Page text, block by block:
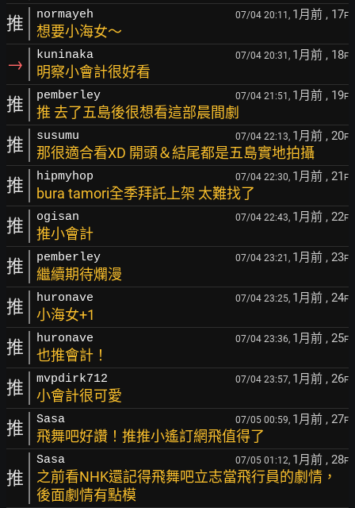
推 normayeh 07/04 20:11, 1月前 , 17F
想要小海女～
→ kuninaka 07/04 20:31, 1月前 , 18F
明察小會計很好看
推 pemberley 07/04 21:51, 1月前 , 19F
推 去了五島後很想看這部晨間劇
推 susumu 07/04 22:13, 1月前 , 20F
那很適合看XD 開頭＆結尾都是五島實地拍攝
推 hipmyhop 07/04 22:30, 1月前 , 21 F
bura tamori全季拜託上架 太難找了
推 ogisan 07/04 22:43, 1月前 , 22F
推小會計
推 pemberley 07/04 23:21, 1月前 , 23F
繼續期待爛漫
推 huronave 07/04 23:25, 1月前 , 24F
小海女+1
推 huronave 07/04 23:36, 1月前 , 25F
也推會計！
推 mvpdirk712 07/04 23:57, 1月前 , 26F
小會計很可愛
推 Sasa 07/05 00:59, 1月前 , 27F
飛舞吧好讚！推推小遙訂網飛值得了
推
Sasa 07/05 01:12, 1月前 , 28F
之前看NHK還記得飛舞吧立志當飛行員的劇情，
後面劇情有點模